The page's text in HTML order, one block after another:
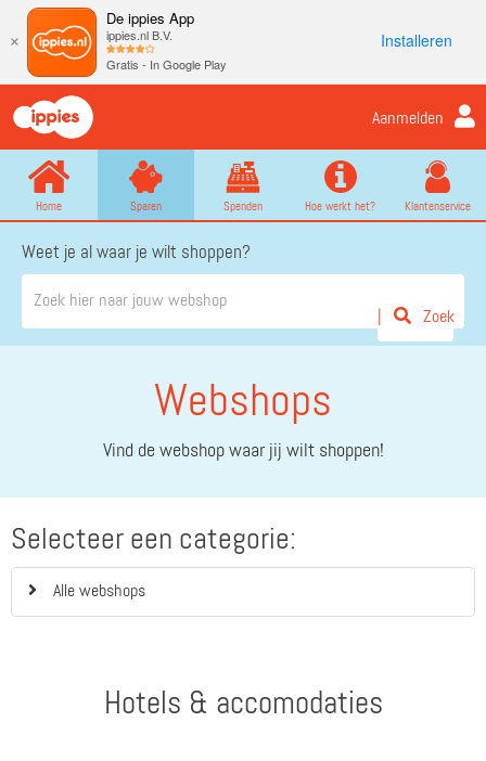
×
De ippies App
ippies.nl B.V.
Gratis - In Google Play
Installeren
Aanmelden
Home Sparen Spenden Hoe werkt het? Klantenservice
Weet je al waar je wilt shoppen?
Zoek
Webshops
Vind de webshop waar jij wilt shoppen!
Selecteer een categorie:
Alle webshops
Hotels & accomodaties